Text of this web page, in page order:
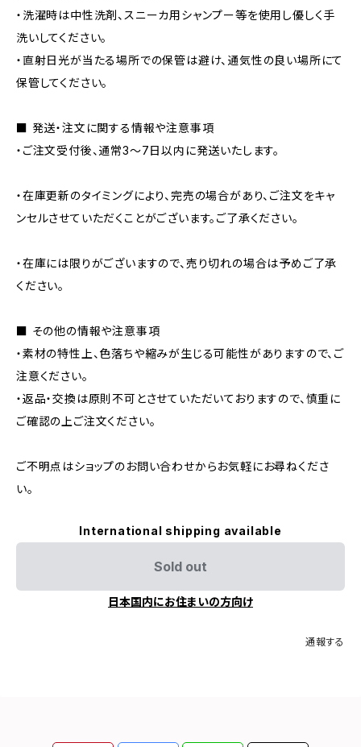
・洗濯時は中性洗剤、スニーカ用シャンプー等を使用し優しく手
洗いしてください。
・直射日光が当たる場所での保管は避け、通気性の良い場所にて
保管してください。
■ 発送・注文に関する情報や注意事項
・ご注文受付後、通常3〜7日以内に発送いたします。
・在庫更新のタイミングにより、完売の場合があり、ご注文をキャ
ンセルさせていただくことがございます。ご了承ください。
・在庫には限りがございますので、売り切れの場合は予めご了承
ください。
■ その他の情報や注意事項
・素材の特性上、色落ちや縮みが生じる可能性がありますので、ご
注意ください。
・返品・交換は原則不可とさせていただいておりますので、慎重に
ご確認の上ご注文ください。
ご不明点はショップのお問い合わせからお気軽にお尋ねくださ
い。
International shipping available
Sold out
日本国内にお住まいの方向け
通報する